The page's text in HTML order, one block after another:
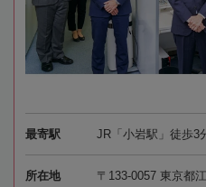
最寄駅 JR「小岩駅」徒歩3
所在地
〒133-0057 東京都